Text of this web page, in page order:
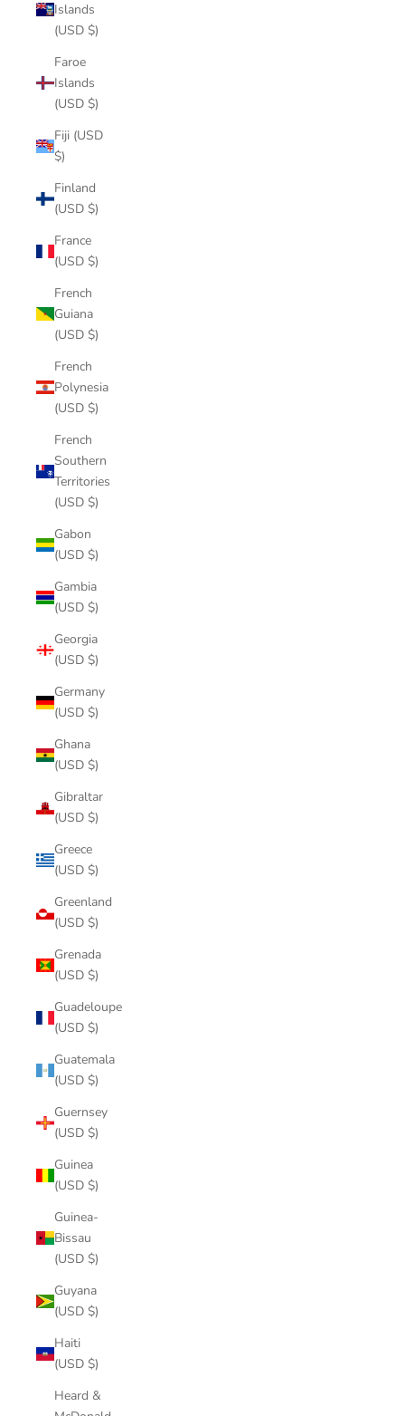
Islands
(USD $)
Faroe
Islands
(USD $)
Fiji (USD
$)
Finland
(USD $)
France
(USD $)
French
Guiana
(USD $)
French
Polynesia
(USD $)
French
Southern
Territories
(USD $)
Gabon
(USD $)
Gambia
(USD $)
Georgia
(USD $)
Germany
(USD $)
Ghana
(USD $)
Gibraltar
(USD $)
Greece
(USD $)
Greenland
(USD $)
Grenada
(USD $)
Guadeloupe
(USD $)
Guatemala
(USD $)
Guernsey
(USD $)
Guinea
(USD $)
Guinea-
Bissau
(USD $)
Guyana
(USD $)
Haiti
(USD $)
Heard &